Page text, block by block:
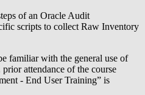
of an Oracle Audit
scripts to collect Raw Inventory
familiar with the general use of
attendance of the course
- End User Training” is